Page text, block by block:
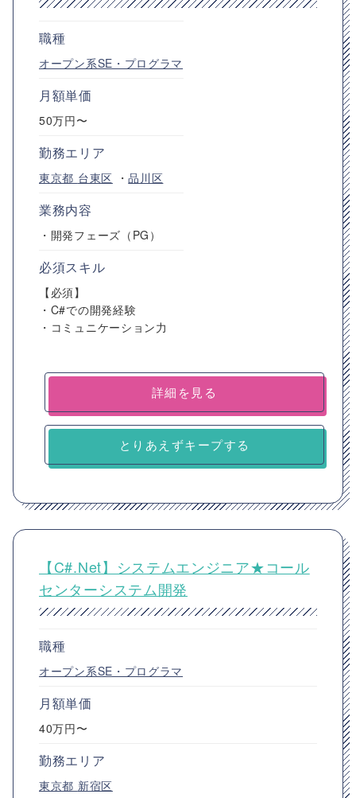
職種
オープン系SE・プログラマ
月額単価
50万円〜
勤務エリア
東京都 台東区 ・品川区
業務内容
・開発フェーズ（PG）
必須スキル
【必須】
・C#での開発経験
・コミュニケーション力
詳細を見る
とりあえずキープする
【C#.Net】システムエンジニア★コール
センターシステム開発
職種
オープン系SE・プログラマ
月額単価
40万円〜
勤務エリア
東京都 新宿区